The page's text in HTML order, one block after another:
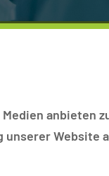
anbieten
unserer Website